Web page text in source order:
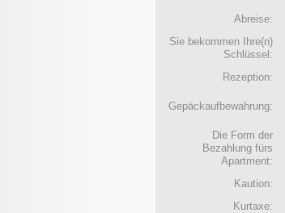
Abreise:
Sie bekommen Ihre(n)
Schlüssel:
Rezeption:
Gepäckaufbewahrung:
Die Form der
Bezahlung fürs
Apartment:
Kaution:
Kurtaxe: